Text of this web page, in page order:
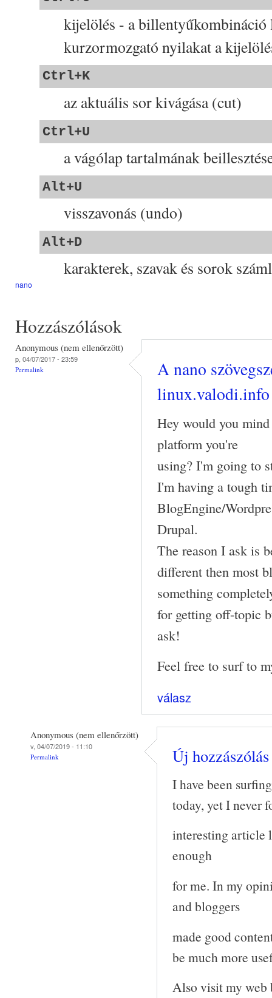
kijelölés - a billentyűkombináció
kurzormozgató nyilakat a
Ctrl+K
az aktuális sor kivágása (cut)
Ctrl+U
a vágólap tartalmának
Alt+U
visszavonás (undo)
Alt+D
karakterek, szavak és sorok
nano
Hozzászólások
Anonymous (nem ellenőrzött)
p, 04/07/2017 - 23:59
Permalink
A nano
linux.valodi.info
Hey would you
platform you're
using? I'm going to
I'm having a tough
BlogEngine/
Drupal.
The reason I ask is
different then most
something
for getting off-topic
ask!
Feel free to surf to
válasz
Anonymous (nem ellenőrzött)
v, 04/07/2019 - 11:10
Permalink Új
I have been
today, yet I never
interesting article
enough
for me. In my
and bloggers
made good
be much more
Also visit my web